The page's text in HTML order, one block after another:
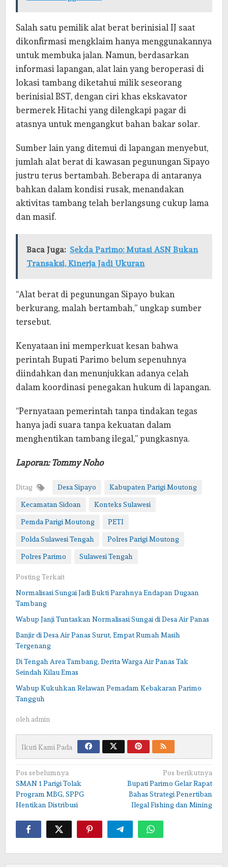
Salah satu pemilik alat berat berinisial IJ saat
dikonfirmasi mengklaim hanya menggunakannya
untuk membuka jalan. Namun, berdasarkan
informasi lapangan, alat lain yang beroperasi di
lokasi tambang diketahui milik seseorang
berinisial BST, dengan ciri khas ekskavator
bermerek Hitachi yang dilengkapi pagar di
atasnya untuk mengangkut bahan bakar solar.
Sumber lain yang ditemui di lapangan menyebut,
jumlah alat berat di kawasan pegunungan Sipayo
justru terus bertambah. Beberapa di antaranya
bahkan dalam kondisi rusak, menandakan
aktivitas tambang telah berlangsung cukup lama
dan masif.
Baca Juga: Sekda Parimo: Mutasi ASN Bukan
Transaksi, Kinerja Jadi Ukuran
“Alat berat di pegunungan Sipayo bukan
berkurang, malah bertambah,” ungkap sumber
tersebut.
Kenyataan ini memperkuat kesan bahwa
perintah Bupati Parimo belum sepenuhnya
diindahkan dan menunjukkan adanya celah
dalam koordinasi penegakan hukum di lapangan.
“Pernyataan pemerintah tanpa tindakan tegas
hanya jadi suara tanpa kekuatan dalam
menghentikan tambang ilegal,” pungkasnya.
Laporan: Tommy Noho
Ditag Desa Sipayo Kabupaten Parigi Moutong
Kecamatan Sidoan Konteks Sulawesi
Pemda Parigi Moutong PETI
Polda Sulawesi Tengah Polres Parigi Moutong
Polres Parimo Sulawesi Tengah
Posting Terkait
Normalisasi Sungai Jadi Bukti Parahnya Endapan Dugaan
Tambang
Wabup Janji Tuntaskan Normalisasi Sungai di Desa Air Panas
Banjir di Desa Air Panas Surut, Empat Rumah Masih
Tergenang
Di Tengah Area Tambang, Derita Warga Air Panas Tak
Seindah Kilau Emas
Wabup Kukuhkan Relawan Pemadam Kebakaran Parimo
Tangguh
oleh admin
Ikuti Kami Pada
Navigasi
pos
Pos sebelumnya
SMAN 1 Parigi Tolak
Program MBG, SPPG
Hentikan Distribusi
Pos berikutnya
Bupati Parimo Gelar Rapat
Bahas Strategi Penertiban
Ilegal Fishing dan Mining